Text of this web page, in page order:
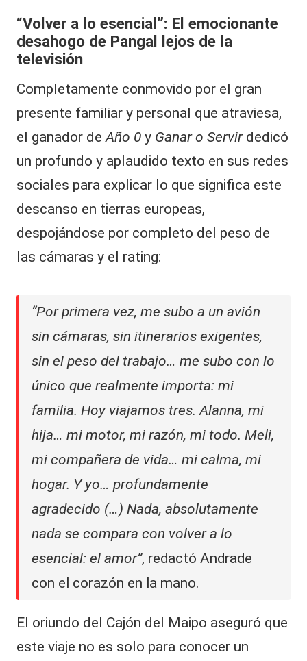
“Volver a lo esencial”: El emocionante
desahogo de Pangal lejos de la
televisión
Completamente conmovido por el gran
presente familiar y personal que atraviesa,
el ganador deAño 0 y Ganar o Servirdedicó
un profundo y aplaudido texto en sus redes
sociales para explicar lo que significa este
descanso en tierras europeas,
despojándose por completo del peso de
las cámaras y el rating:
“Por primera vez, me subo a un avión
sin cámaras, sin itinerarios exigentes,
sin el peso del trabajo… me subo con lo
único que realmente importa: mi
familia. Hoy viajamos tres. Alanna, mi
hija… mi motor, mi razón, mi todo. Meli,
mi compañera de vida… mi calma, mi
hogar. Y yo… profundamente
agradecido (…) Nada, absolutamente
nada se compara con volver a lo
esencial: el amor”, redactó Andrade
con el corazón en la mano.
El oriundo del Cajón del Maipo aseguró que
este viaje no es solo para conocer un